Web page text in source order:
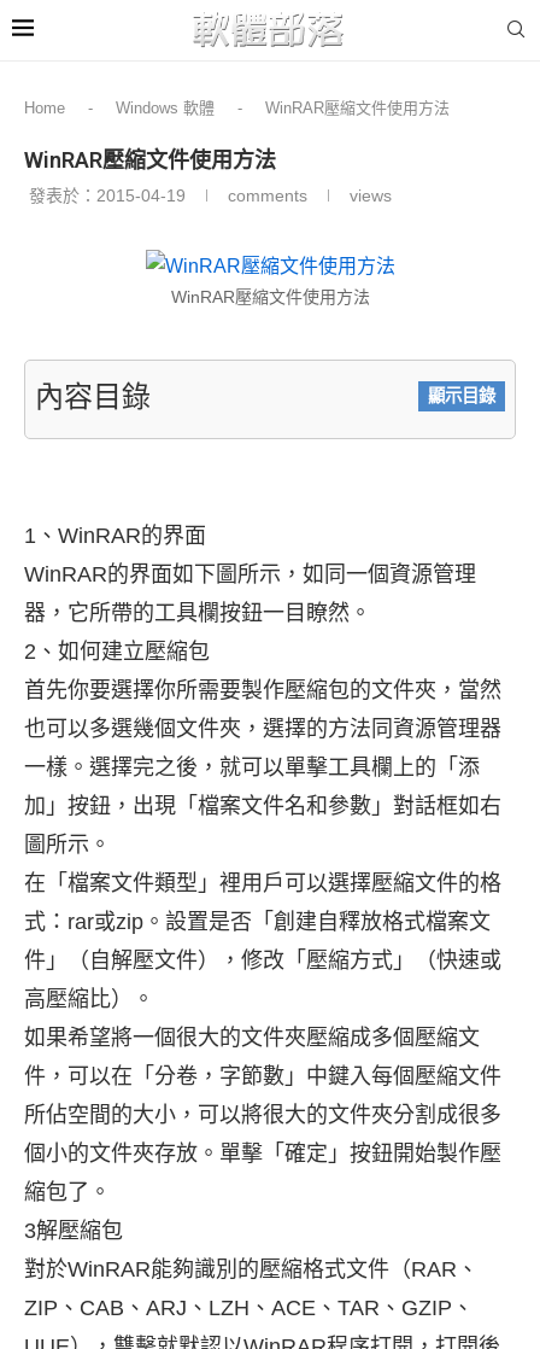
Home - Windows 軟體 - WinRAR壓縮文件使用方法
WinRAR壓縮文件使用方法
發表於： 2015-04-19 comments views
WinRAR壓縮文件使用方法
內容目錄 顯示目錄
1、WinRAR的界面
WinRAR的界面如下圖所示，如同一個資源管理
器，它所帶的工具欄按鈕一目瞭然。
2、如何建立壓縮包
首先你要選擇你所需要製作壓縮包的文件夾，當然
也可以多選幾個文件夾，選擇的方法同資源管理器
一樣。選擇完之後，就可以單擊工具欄上的「添
加」按鈕，出現「檔案文件名和參數」對話框如右
圖所示。
在「檔案文件類型」裡用戶可以選擇壓縮文件的格
式：rar或zip。設置是否「創建自釋放格式檔案文
件」（自解壓文件），修改「壓縮方式」（快速或
高壓縮比）。
如果希望將一個很大的文件夾壓縮成多個壓縮文
件，可以在「分卷，字節數」中鍵入每個壓縮文件
所佔空間的大小，可以將很大的文件夾分割成很多
個小的文件夾存放。單擊「確定」按鈕開始製作壓
縮包了。
3解壓縮包
對於WinRAR能夠識別的壓縮格式文件（RAR、
ZIP、CAB、ARJ、LZH、ACE、TAR、GZIP、